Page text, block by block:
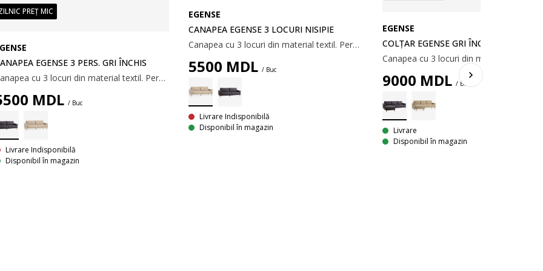
PREȚ MIC
EGENSE 3 PERS. GRI ÎNCHIS
Canapea cu 3 locuri din material textil. Perne din spumă. Picioare din lemn masiv. 200x80x80 cm
MDL / Buc
Livrare Indisponibilă
Disponibil în magazin
EGENSE
CANAPEA EGENSE 3 LOCURI NISIPIE
Canapea cu 3 locuri din material textil. Perne din spumă. Picioare din lemn masiv. 200x80x80 cm
5500 MDL / Buc
Livrare Indisponibilă
Disponibil în magazin
EGENSE
COLȚAR EGENSE GRI ÎNCHIS
9000 MDL / Buc
Livrare
Disponibil în magazin